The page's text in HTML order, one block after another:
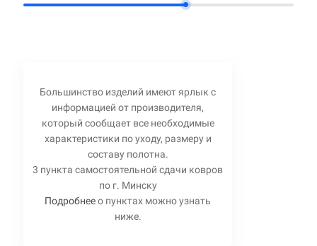
Большинство изделий имеют ярлык с
информацией от производителя,
который сообщает все необходимые
характеристики по уходу, размеру и
составу полотна.
3 пункта самостоятельной сдачи ковров
по г. Минску
Подробнеео пунктах можно узнать
ниже.